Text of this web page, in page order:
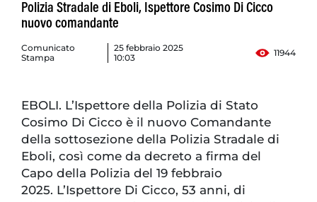
Polizia Stradale di Eboli, Ispettore Cosimo Di Cicco
nuovo comandante
Comunicato
Stampa
25 febbraio 2025
10:03
11944
EBOLI. L’Ispettore della Polizia di Stato
Cosimo Di Cicco è il nuovo Comandante
della sottosezione della Polizia Stradale di
Eboli, così come da decreto a firma del
Capo della Polizia del 19 febbraio
2025. L’Ispettore Di Cicco, 53 anni, di